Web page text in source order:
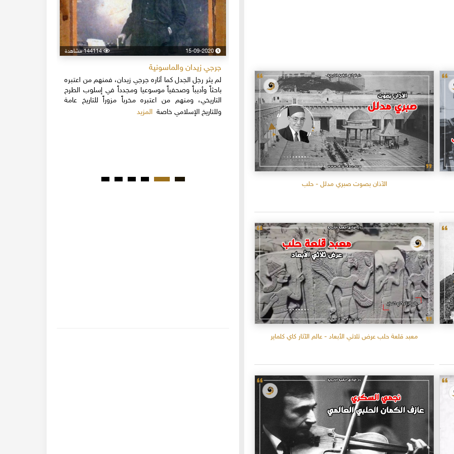
الآذان بصوت صبري مدلل - حلب
معبد قلعة حلب عرض ثلاثي الأبعاد - عالم الآثار كاي كلماير
عام 1918، انسحبت
ما لم ينشر عن "الطقس الاسكتلندي الماسوني "
لا تزال الأسئلة والتكهنات كثيرة حول نشوء تنظيم
"الماسونية" السري والذي يعرف باسم "عشيرة البناؤون
الأحرار"، ومن الروايات الشائعة عن نشأة الماسونيةالمزيد
15-09-2020 144114 مشاهدة
جرجي زيدان والماسونية
لم يثر رجل الجدل كما أثاره جرجي زيدان، فمنهم من اعتبره
باحثاً وأديباً وصحفياً موسوعيا ومجدداً في إسلوب الطرح
التاريخي، ومنهم من اعتبره مخرباً مزوراً للتاريخ عامة
وللتاريخ الإسلامي خاصة المزيد